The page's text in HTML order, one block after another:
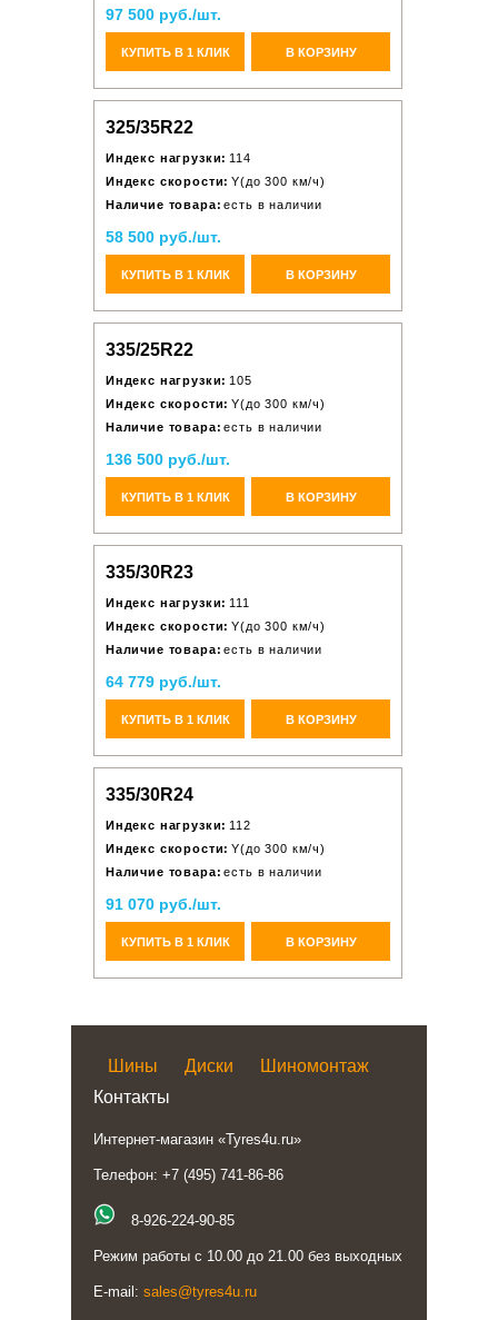
97 500 руб./шт.
КУПИТЬ В 1 КЛИК В КОРЗИНУ
325/35R22
Индекс нагрузки: 114
Индекс скорости: Y(до 300 км/ч)
Наличие товара: есть в наличии
58 500 руб./шт.
КУПИТЬ В 1 КЛИК В КОРЗИНУ
335/25R22
Индекс нагрузки: 105
Индекс скорости: Y(до 300 км/ч)
Наличие товара: есть в наличии
136 500 руб./шт.
КУПИТЬ В 1 КЛИК В КОРЗИНУ
335/30R23
Индекс нагрузки: 111
Индекс скорости: Y(до 300 км/ч)
Наличие товара: есть в наличии
64 779 руб./шт.
КУПИТЬ В 1 КЛИК В КОРЗИНУ
335/30R24
Индекс нагрузки: 112
Индекс скорости: Y(до 300 км/ч)
Наличие товара: есть в наличии
91 070 руб./шт.
КУПИТЬ В 1 КЛИК В КОРЗИНУ
Шины Диски
Шиномонтаж
Контакты
Интернет-магазин «Tyres4u.ru»
Телефон: +7 (495) 741-86-86
8-926-224-90-85
Режим работы с 10.00 до 21.00 без выходных
E-mail: sales@tyres4u.ru